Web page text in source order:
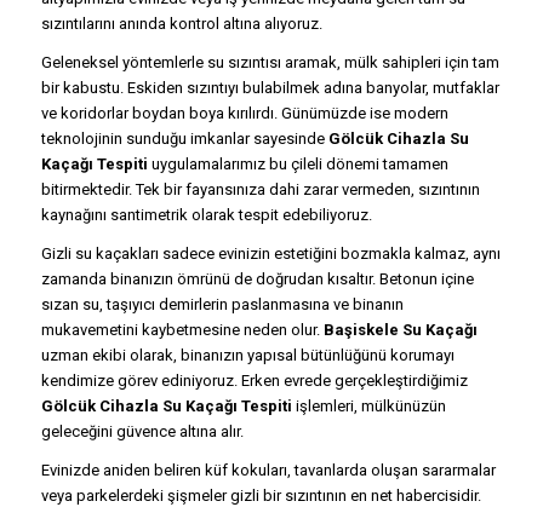
sızıntılarını anında kontrol altına alıyoruz.
Geleneksel yöntemlerle su sızıntısı aramak, mülk sahipleri için tam
bir kabustu. Eskiden sızıntıyı bulabilmek adına banyolar, mutfaklar
ve koridorlar boydan boya kırılırdı. Günümüzde ise modern
teknolojinin sunduğu imkanlar sayesinde Gölcük Cihazla Su
Kaçağı Tespiti uygulamalarımız bu çileli dönemi tamamen
bitirmektedir. Tek bir fayansınıza dahi zarar vermeden, sızıntının
kaynağını santimetrik olarak tespit edebiliyoruz.
Gizli su kaçakları sadece evinizin estetiğini bozmakla kalmaz, aynı
zamanda binanızın ömrünü de doğrudan kısaltır. Betonun içine
sızan su, taşıyıcı demirlerin paslanmasına ve binanın
mukavemetini kaybetmesine neden olur. Başiskele Su Kaçağı
uzman ekibi olarak, binanızın yapısal bütünlüğünü korumayı
kendimize görev ediniyoruz. Erken evrede gerçekleştirdiğimiz
Gölcük Cihazla Su Kaçağı Tespiti işlemleri, mülkünüzün
geleceğini güvence altına alır.
Evinizde aniden beliren küf kokuları, tavanlarda oluşan sararmalar
veya parkelerdeki şişmeler gizli bir sızıntının en net habercisidir.